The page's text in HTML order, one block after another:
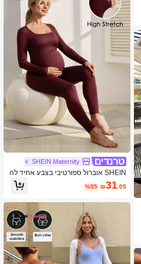
SHEIN Maternity
SHEIN אוברול ספורטיבי בצבע אחיד לה
ריון, נמתח במיוחד
₪31.05
%55